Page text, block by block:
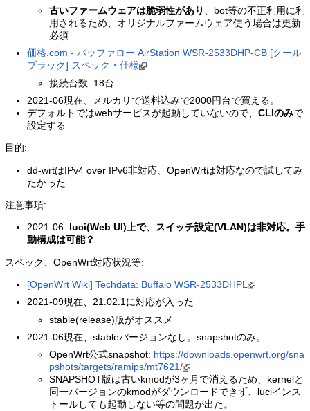
古いファームウェアは脆弱性があり 、bot等の不正利用に利
用されるため、オリジナルファームウェア使う場合は更新
必須
価格.com - バッファロー AirStation WSR-2533DHP-CB [クール
ブラック] スペック・仕様
接続台数: 18台
2021-06現在、メルカリで送料込みで2000円台で買える。
デフォルトではwebサービスが起動していないので、CLIのみで
設定する
目的:
dd-wrtはIPv4 over IPv6非対応、OpenWrtは対応なので試してみ
たかった
注意事項:
2021-06: luci(Web UI)上で、スイッチ設定(VLAN)は非対応。手
動構成は可能？
スペック、OpenWrt対応状況等:
[OpenWrt Wiki] Techdata: Buffalo WSR-2533DHPL
2021-09現在、21.02.1に対応が入った
stable(release)版がオススメ
2021-06現在、stableバージョンなし。snapshotのみ。
OpenWrt公式snapshot: https://downloads.openwrt.org/sna
pshots/targets/ramips/mt7621/
SNAPSHOT版は古いkmodが3ヶ月で消えるため、kernelと
同一バージョンのkmodがダウンロードできず、luciインス
トールしても起動しない等の問題が出た。